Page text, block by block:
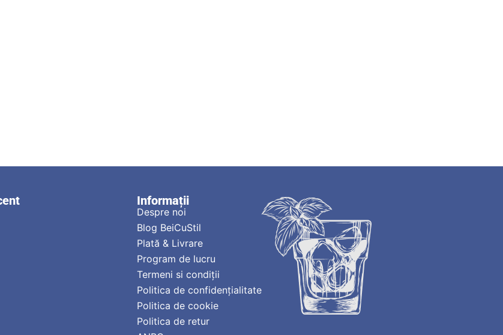
Informații
Despre noi
Blog BeiCuStil
Plată & Livrare
Program de lucru
Termeni si condiții
Politica de confidențialitate
Politica de cookie
Politica de retur